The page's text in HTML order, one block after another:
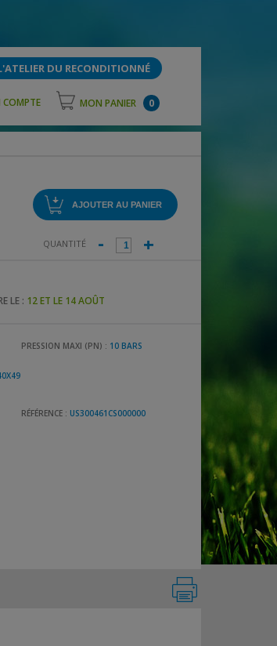
DU RECONDITIONNÉ
MON PANIER 0
QUANTITÉ - +
LE : 12 ET LE 14 AOÛT
PRESSION MAXI (PN) : 10 BARS
RÉFÉRENCE : US300461CS000000